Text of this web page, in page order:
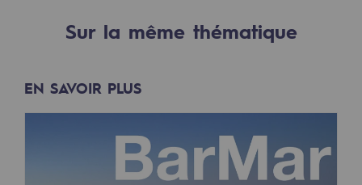
Décarbonation : une priorité
Gestion de l'énergie
Gestion des impacts
Sur la même thématique
EN SAVOIR PLUS